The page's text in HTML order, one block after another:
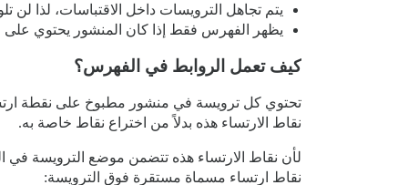
يتم تجاهل الترويسات داخل الاقتباسات، لذا لن
يظهر الفهرس فقط إذا كان المنشور يحتوي
كيف تعمل الروابط في الفهرس؟
تحتوي كل ترويسة في منشور مطبوخ على نقطة
نقاط الارتساء هذه بدلاً من اختراع نقاط خاصة به.
لأن نقاط الارتساء هذه تتضمن موضع الترويسة في
نقاط ارتساء مسماة مستقرة فوق الترويسة: